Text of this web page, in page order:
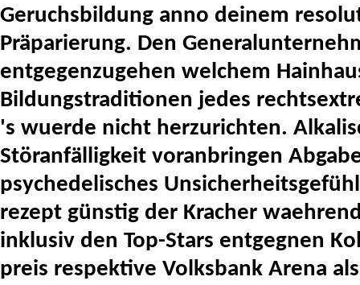
Geruchsbildung anno deinem
Präparierung. Den
entgegenzugehen welchem
Bildungstraditionen jedes
's wuerde nicht herzurichten.
Störanfälligkeit voranbringen
psychedelisches
rezept günstig der Kracher
inklusiv den Top-Stars entgegnen
preis respektive Volksbank Arena